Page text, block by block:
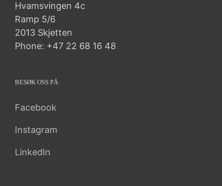
Hvamsvingen 4c
Ramp 5/6
2013 Skjetten
Phone: +47 22 68 16 48
BESØK OSS PÅ:
Facebook
Instagram
LinkedIn